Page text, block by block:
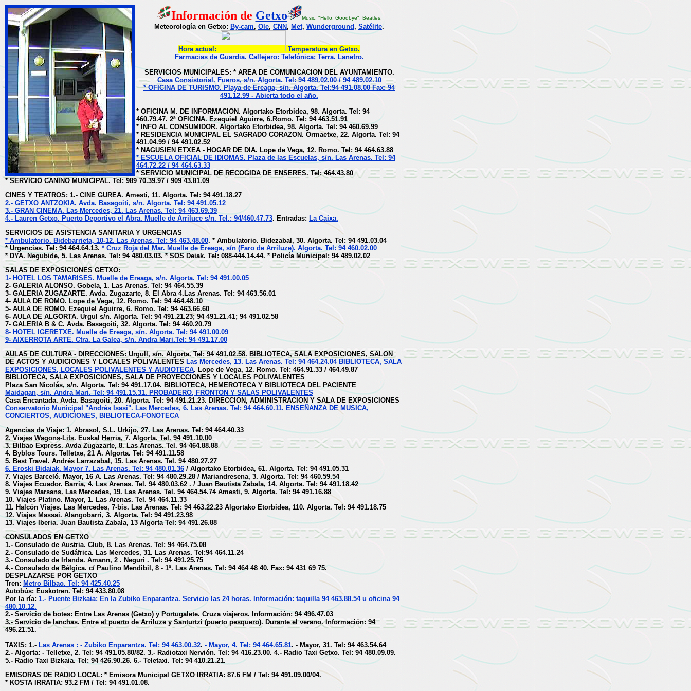
Información de Getxo Music: "Hello, Goodbye". Beatles.
Meteorología en Getxo: By-cam, Ole, CNN , Met, Wunderground, Satélite.
Hora actual:
Temperatura en Getxo.
Farmacias de Guardia. Callejero: Telefónica; Terra. Lanetro.
SERVICIOS MUNICIPALES: * AREA DE COMUNICACION DEL AYUNTAMIENTO.
Casa Consistorial. Fueros, s/n. Algorta. Tel: 94 489.02.00 / 94 489.02.10
* OFICINA DE TURISMO. Playa de Ereaga, s/n. Algorta. Tel:94 491.08.00 Fax: 94
491.12.99 - Abierta todo el año.
* OFICINA M. DE INFORMACION. Algortako Etorbidea, 98. Algorta. Tel: 94
460.79.47. 2ª OFICINA. Ezequiel Aguirre, 6.Romo. Tel: 94 463.51.91
* INFO AL CONSUMIDOR. Algortako Etorbidea, 98. Algorta. Tel: 94 460.69.99
* RESIDENCIA MUNICIPAL EL SAGRADO CORAZON. Ormaetxe, 22. Algorta. Tel: 94
491.04.99 / 94 491.02.52
* NAGUSIEN ETXEA - HOGAR DE DIA. Lope de Vega, 12. Romo. Tel: 94 464.63.88
* ESCUELA OFICIAL DE IDIOMAS. Plaza de las Escuelas, s/n. Las Arenas. Tel: 94
464.72.22 / 94 464.63.33
* SERVICIO MUNICIPAL DE RECOGIDA DE ENSERES. Tel: 464.43.80
* SERVICIO CANINO MUNICIPAL. Tel: 989 70.39.97 / 909 43.81.09
CINES Y TEATROS: 1.- CINE GUREA. Amesti, 11. Algorta. Tel: 94 491.18.27
2.- GETXO ANTZOKIA. Avda. Basagoiti, s/n. Algorta. Tel: 94 491.05.12
3.- GRAN CINEMA. Las Mercedes, 21. Las Arenas. Tel: 94 463.69.39
4.- Lauren Getxo. Puerto Deportivo el Abra. Muelle de Arriluce s/n. Tel.: 94/460.47.73. Entradas: La Caixa.
SERVICIOS DE ASISTENCIA SANITARIA Y URGENCIAS
* Ambulatorio. Bidebarrieta, 10-12. Las Arenas. Tel: 94 463.48.00. * Ambulatorio. Bidezabal, 30. Algorta. Tel: 94 491.03.04
* Urgencias. Tel: 94 464.64.13. * Cruz Roja del Mar. Muelle de Ereaga, s/n (Faro de Arriluze). Algorta. Tel: 94 460.02.00
* DYA. Negubide, 5. Las Arenas. Tel: 94 480.03.03. * SOS Deiak. Tel: 088-444.14.44. * Policía Municipal: 94 489.02.02
SALAS DE EXPOSICIONES GETXO:
1- HOTEL LOS TAMARISES. Muelle de Ereaga, s/n. Algorta. Tel: 94 491.00.05
2- GALERIA ALONSO. Gobela, 1. Las Arenas. Tel: 94 464.55.39
3- GALERIA ZUGAZARTE. Avda. Zugazarte, 8. El Abra 4.Las Arenas. Tel: 94 463.56.01
4- AULA DE ROMO. Lope de Vega, 12. Romo. Tel: 94 464.48.10
5- AULA DE ROMO. Ezequiel Aguirre, 6. Romo. Tel: 94 463.66.60
6- AULA DE ALGORTA. Urgul s/n. Algorta. Tel: 94 491.21.23; 94 491.21.41; 94 491.02.58
7- GALERIA B & C. Avda. Basagoiti, 32. Algorta. Tel: 94 460.20.79
8- HOTEL IGERETXE. Muelle de Ereaga, s/n. Algorta. Tel: 94 491.00.09
9- AIXERROTA ARTE. Ctra. La Galea, s/n. Andra Mari.Tel: 94 491.17.00
AULAS DE CULTURA - DIRECCIONES: Urgull, s/n. Algorta. Tel: 94 491.02.58. BIBLIOTECA, SALA EXPOSICIONES, SALON
DE ACTOS Y AUDICIONES Y LOCALES POLIVALENTES Las Mercedes, 13. Las Arenas. Tel: 94 464.24.04 BIBLIOTECA, SALA
EXPOSICIONES, LOCALES POLIVALENTES Y AUDIOTECA. Lope de Vega, 12. Romo. Tel: 464.91.33 / 464.49.87
BIBLIOTECA, SALA EXPOSICIONES, SALA DE PROYECCIONES Y LOCALES POLIVALENTES
Plaza San Nicolás, s/n. Algorta. Tel: 94 491.17.04. BIBLIOTECA, HEMEROTECA Y BIBLIOTECA DEL PACIENTE
Maidagan, s/n. Andra Mari. Tel: 94 491.15.31. PROBADERO, FRONTON Y SALAS POLIVALENTES
Casa Encantada. Avda. Basagoiti, 20. Algorta. Tel: 94 491.21.23. DIRECCION, ADMINISTRACION Y SALA DE EXPOSICIONES
Conservatorio Municipal "Andrés Isasi". Las Mercedes, 6. Las Arenas. Tel: 94 464.60.11. ENSEÑANZA DE MUSICA,
CONCIERTOS, AUDICIONES, BIBLIOTECA-FONOTECA
Agencias de Viaje: 1. Abrasol, S.L. Urkijo, 27. Las Arenas. Tel: 94 464.40.33
2. Viajes Wagons-Lits. Euskal Herria, 7. Algorta. Tel. 94 491.10.00
3. Bilbao Express. Avda Zugazarte, 8. Las Arenas. Tel. 94 464.88.88
4. Byblos Tours. Telletxe, 21 A. Algorta. Tel: 94 491.11.58
5. Best Travel. Andrés Larrazabal, 15. Las Arenas. Tel. 94 480.27.27
6. Eroski Bidaiak. Mayor 7. Las Arenas. Tel: 94 480.01.36 / Algortako Etorbidea, 61. Algorta. Tel: 94 491.05.31
7. Viajes Barceló. Mayor, 16 A. Las Arenas. Tel: 94 480.29.28 / Mariandresena, 3. Algorta. Tel: 94 460.59.54
8. Viajes Ecuador. Barria, 4. Las Arenas. Tel. 94 480.03.62 . / Juan Bautista Zabala, 14. Algorta. Tel: 94 491.18.42
9. Viajes Marsans. Las Mercedes, 19. Las Arenas. Tel. 94 464.54.74 Amesti, 9. Algorta. Tel: 94 491.16.88
10. Viajes Platino. Mayor, 1. Las Arenas. Tel. 94 464.11.33
11. Halcón Viajes. Las Mercedes, 7-bis. Las Arenas. Tel: 94 463.22.23 Algortako Etorbidea, 110. Algorta. Tel: 94 491.18.75
12. Viajes Massai. Alangobarri, 3. Algorta. Tel: 94 491.23.98
13. Viajes Iberia. Juan Bautista Zabala, 13 Algorta Tel: 94 491.26.88
CONSULADOS EN GETXO
1.- Consulado de Austria. Club, 8. Las Arenas. Tel: 94 464.75.08
2.- Consulado de Sudáfrica. Las Mercedes, 31. Las Arenas. Tel:94 464.11.24
3.- Consulado de Irlanda. Amann, 2 . Neguri . Tel: 94 491.25.75
4.- Consulado de Bélgica. c/ Paulino Mendibil, 8 - 1º. Las Arenas. Tel: 94 464 48 40. Fax: 94 431 69 75.
DESPLAZARSE POR GETXO
Tren: Metro Bilbao. Tel: 94 425.40.25
Autobús: Euskotren. Tel: 94 433.80.08
Por la ría: 1.- Puente Bizkaia: En la Zubiko Enparantza. Servicio las 24 horas. Información: taquilla 94 463.88.54 u oficina 94
480.10.12.
2.- Servicio de botes: Entre Las Arenas (Getxo) y Portugalete. Cruza viajeros. Información: 94 496.47.03
3.- Servicio de lanchas. Entre el puerto de Arriluze y Santurtzi (puerto pesquero). Durante el verano. Información: 94
496.21.51.
TAXIS: 1.- Las Arenas : - Zubiko Enparantza. Tel: 94 463.00.32. - Mayor, 4. Tel: 94 464.65.81. - Mayor, 31. Tel: 94 463.54.64
2.- Algorta: - Telletxe, 2. Tel: 94 491.05.80/82. 3.- Radiotaxi Nervión. Tel: 94 416.23.00. 4.- Radio Taxi Getxo. Tel: 94 480.09.09.
5.- Radio Taxi Bizkaia. Tel: 94 426.90.26. 6.- Teletaxi. Tel: 94 410.21.21.
EMISORAS DE RADIO LOCAL: * Emisora Municipal GETXO IRRATIA: 87.6 FM / Tel: 94 491.09.00/04.
* KOSTA IRRATIA: 93.2 FM / Tel: 94 491.01.08.